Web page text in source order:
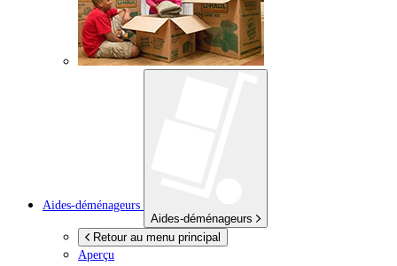
Aides-déménageurs
Aides-déménageurs
Retour au menu principal
Aperçu